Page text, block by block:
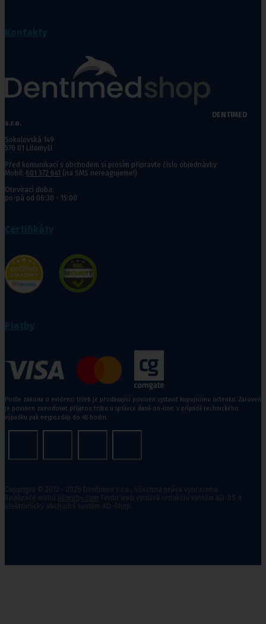
DENTIMED
s.r.o.
Sokolovská 149
570 01 Litomyšl
Před komunikací s obchodem si prosím připravte číslo objednávky
Mobil: 601 372 641 (na SMS nereagujeme!)
Otevírací doba:
po-pá od 06:30 - 15:00
Podle zákona o evidenci tržeb je prodávající povinen vystavit kupujícímu účtenku. Zároveň
je povinen zaevidovat přijatou tržbu u správce daně on-line; v případě technického
výpadku pak nejpozději do 48 hodin.